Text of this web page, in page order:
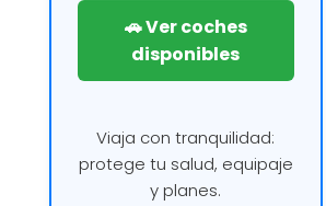
🚗 Ver coches
disponibles
Viaja con tranquilidad:
protege tu salud, equipaje
y planes.